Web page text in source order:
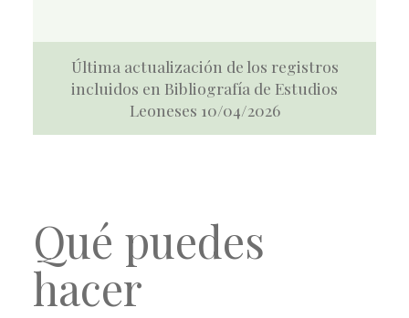
Última actualización de los registros
incluidos en Bibliografía de Estudios
Leoneses 10/04/2026
Qué puedes
hacer